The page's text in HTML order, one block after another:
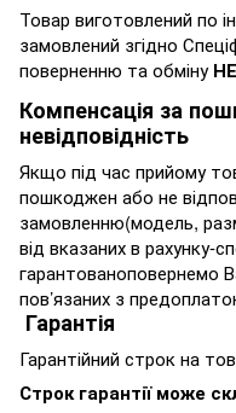
Товар виготовлений по
замовлений згідно
поверненню та обміну
Компенсація за
невідповідність
Якщо під час прийому
пошкоджен або не
замовленню(модель,
від вказаних в рахунку-
гарантованоповернемо
пов’язаних з
Гарантія
Гарантійний строк на
Строк гарантії може